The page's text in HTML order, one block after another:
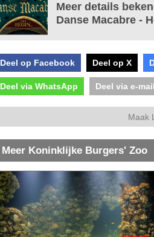
Meer details
Danse Macabre -
Deel op Facebook Deel op X
Deel via WhatsApp Deel via e-mail
Maak
Meer Koninklijke Burgers' Zoo